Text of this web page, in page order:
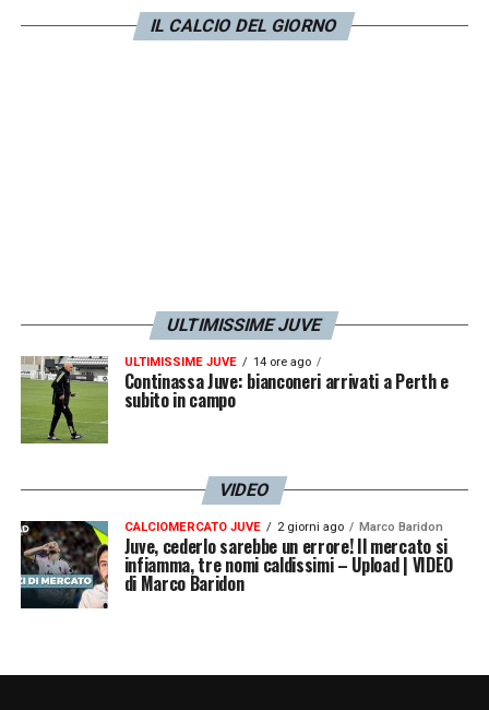
attaccanti, considerando che in rosa i
bianconeri in quel ruolo non hanno italiani.
rappresentata. Subito sotto ilMilan
Donnarumma, De Sciglio e Romagnoli.
Segno finalmente di una italianità che
faticava a manifestarsi sotto il Duomo,
nonostante closing e dollari asiatici vari.
Almeno per queste due partite non è più
Ital-Juve.
LA PLAYLIST DELLE NOSTRE TOP NEWS
IL CALCIO DEL GIORNO
ULTIMISSIME JUVE
ULTIMISSIME JUVE 14 ore ago
Continassa Juve: bianconeri arrivati a Perth e
subito in campo
VIDEO
CALCIOMERCATO JUVE 2 giorni ago Marco Baridon
Juve, cederlo sarebbe un errore! Il mercato si
infiamma, tre nomi caldissimi – Upload | VIDEO
di Marco Baridon